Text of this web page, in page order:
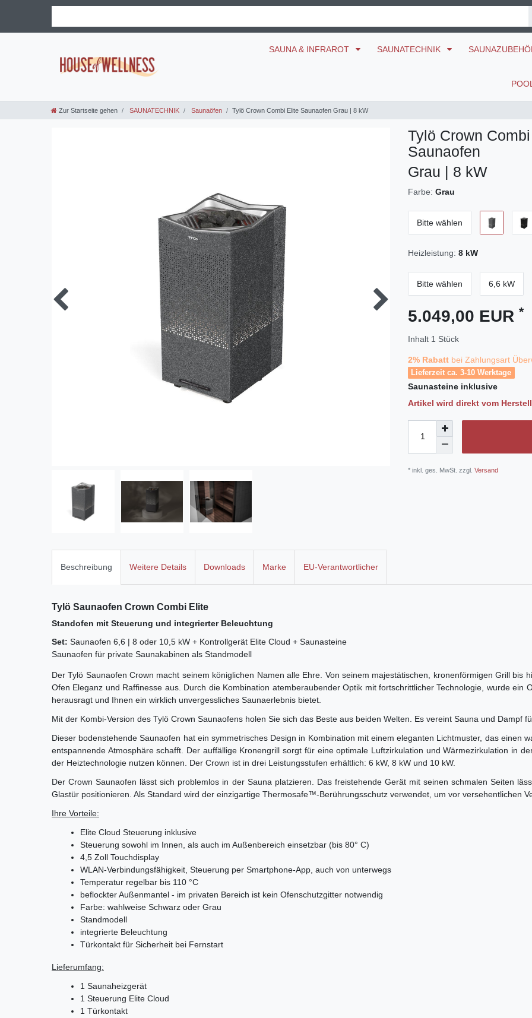
SAUNA & INFRAROT SAUNATECHNIK
Zur Startseite gehen SAUNATECHNIK Saunaöfen Tylö Crown Combi Elite Saunaofen Grau | 8 kW
Tylö Crown
Saunaofen
Grau | 8 kW
Farbe: Grau
Bitte wählen
Heizleistung: 8 kW
Bitte wählen 6,6 kW
5.049,00 EUR *
Inhalt 1 Stück
2% Rabatt bei Zahlungsart
Lieferzeit ca. 3-10 Werktage
Saunasteine inklusive
Artikel wird direkt vom
* inkl. ges. MwSt. zzgl. Versand
Beschreibung Weitere Details Downloads Marke EU-Verantwortlicher
Tylö Saunaofen Crown Combi Elite
Standofen mit Steuerung und integrierter Beleuchtung
Set: Saunaofen 6,6 | 8 oder 10,5 kW + Kontrollgerät Elite Cloud + Saunasteine
Saunaofen für private Saunakabinen als Standmodell
Der Tylö Saunaofen Crown macht seinem königlichen Namen alle Ehre. Von seinem majestätischen, kronenförmigen Grill bis
Ofen Eleganz und Raffinesse aus. Durch die Kombination atemberaubender Optik mit fortschrittlicher Technologie, wurde
herausragt und Ihnen ein wirklich unvergessliches Saunaerlebnis bietet.
Mit der Kombi-Version des Tylö Crown Saunaofens holen Sie sich das Beste aus beiden Welten. Es vereint Sauna und Dampf
Dieser bodenstehende Saunaofen hat ein symmetrisches Design in Kombination mit einem eleganten Lichtmuster, das einen
entspannende Atmosphäre schafft. Der auffällige Kronengrill sorgt für eine optimale Luftzirkulation und Wärmezirkulation in
der Heiztechnologie nutzen können. Der Crown ist in drei Leistungsstufen erhältlich: 6 kW, 8 kW und 10 kW.
Der Crown Saunaofen lässt sich problemlos in der Sauna platzieren. Das freistehende Gerät mit seinen schmalen Seiten
Glastür positionieren. Als Standard wird der einzigartige Thermosafe™-Berührungsschutz verwendet, um vor versehentlichen
Ihre Vorteile:
Elite Cloud Steuerung inklusive
Steuerung sowohl im Innen, als auch im Außenbereich einsetzbar (bis 80° C)
4,5 Zoll Touchdisplay
WLAN-Verbindungsfähigkeit, Steuerung per Smartphone-App, auch von unterwegs
Temperatur regelbar bis 110 °C
beflockter Außenmantel - im privaten Bereich ist kein Ofenschutzgitter notwendig
Farbe: wahlweise Schwarz oder Grau
Standmodell
integrierte Beleuchtung
Türkontakt für Sicherheit bei Fernstart
Lieferumfang:
1 Saunaheizgerät
1 Steuerung Elite Cloud
1 Türkontakt